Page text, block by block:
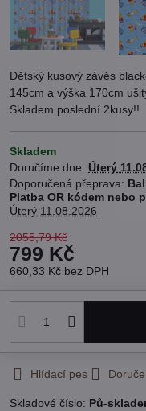
Dětský kusový závěs
145cm a výška 170cm
Skladem poslední 2kusy!!
Skladem
Doručíme dne: Úterý
Platba OR kódem nebo
Úterý 11.08.2026
2055,79 Kč
799 Kč
660,33 Kč bez DPH
Hlídací pes
Skladové číslo: Pů-